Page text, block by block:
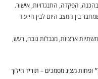
בהכנה, הפקדה, התנגדויות, אישור.
בין המצב היום לבין הייעוד
ארציות, מגבלות גובה, רעש,
מציג מסמכים – תוריד הילוך